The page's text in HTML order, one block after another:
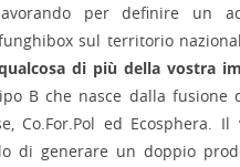
per definire un
sul territorio
di più della vostra
B che nasce dalla fusione
Co.For.Pol ed Ecosphera. Il
di generare un doppio